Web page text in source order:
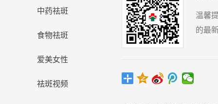
中药祛斑
食物祛斑
爱美女性
祛斑视频
温馨
的最